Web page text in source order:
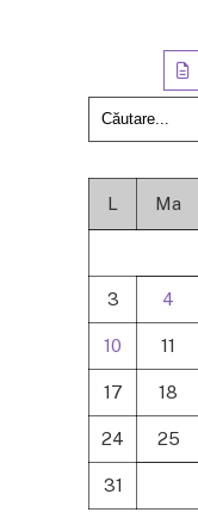
L Ma
3 4
10 11
17 18
24 25
31